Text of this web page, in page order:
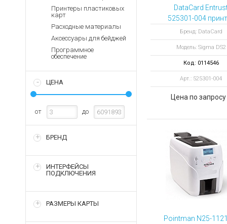
Запасные
части
Терминалы
оплаты
Зарядные устройства
Архивные товары
Принтеры пластиковых
карт
Расходные материалы
Аксессуары для бейджей
Программное
обеспечение
ЦЕНА
от до
БРЕНД
ИНТЕРФЕЙСЫ
ПОДКЛЮЧЕНИЯ
РАЗМЕРЫ КАРТЫ
DataCard
525301-004
пластиковых
Sigma DS2
двусторонний
кодировщиком
магнитной
ISO
Бренд: DataCard
Модель: Sigma DS2
Код: 0114546
Арт.: 525301-004
Цена по запросу
Pointman N25-